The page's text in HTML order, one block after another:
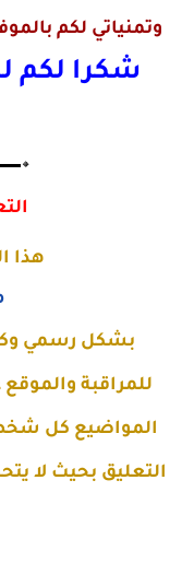
وتمنياتي لكم
شكرا لكم
هذا
بشكل رسمي
للمراقبة
المواضيع كل
التعليق بحيث لا